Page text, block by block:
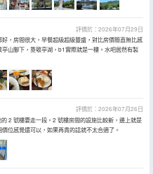
評價於：2026年07月29日
，房間很大，早餐超級超級豐盛，對比房價簡直無比感
山腳下，靠敬亭湖，b1實際就是一樓。水吧居然有製
評價於：2026年07月26日
2 號樓要走一段。2 號樓房間的設施比較新，邊上就是
位感覺還可以，如果再貴的話就不太合適了。